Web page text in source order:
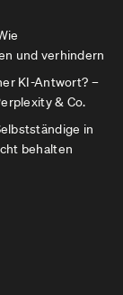
und verhindern
KI-Antwort? –
& Co.
in
behalten